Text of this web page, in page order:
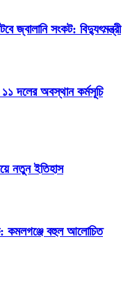
জ্বালানি সংকট: বিদ্যুৎমন্ত্রী
১১ দলের অবস্থান কর্মসূচি
নতুন ইতিহাস
কমলগঞ্জে বহুল আলোচিত